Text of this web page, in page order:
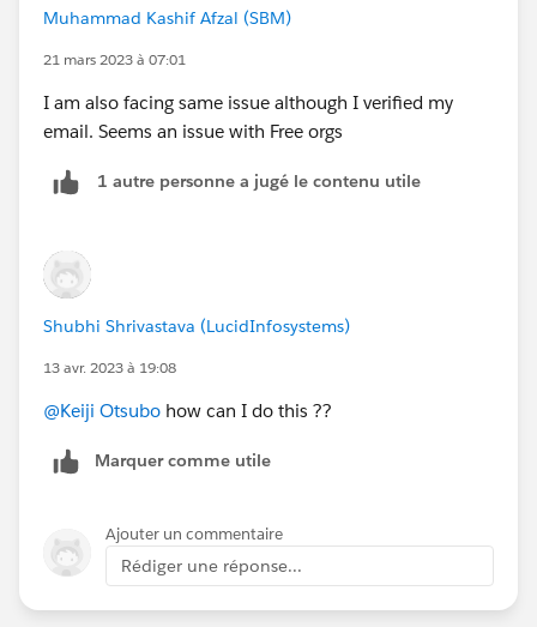
id=000392091&type=1
Muhammad Kashif Afzal (SBM)
21 mars 2023 à 07:01
I am also facing same issue although I verified my
email. Seems an issue with Free orgs
1 autre personne a jugé le contenu utile
Shubhi Shrivastava (LucidInfosystems)
13 avr. 2023 à 19:08
@Keiji Otsubo how can I do this ??
Marquer comme utile
Ajouter un commentaire
Rédiger une réponse...